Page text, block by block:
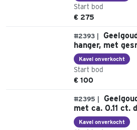
Start bod
€ 275
#2393 |
hanger, met
Kavel onverkocht
Start bod
€ 100
#2395 |
met ca. 0.11 ct.
Kavel onverkocht